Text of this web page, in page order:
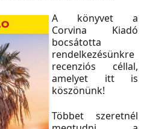
A könyvet a
Corvina Kiadó
bocsátotta
rendelkezésünkre
recenziós céllal,
amelyet itt is
köszönünk!
Többet szeretnél